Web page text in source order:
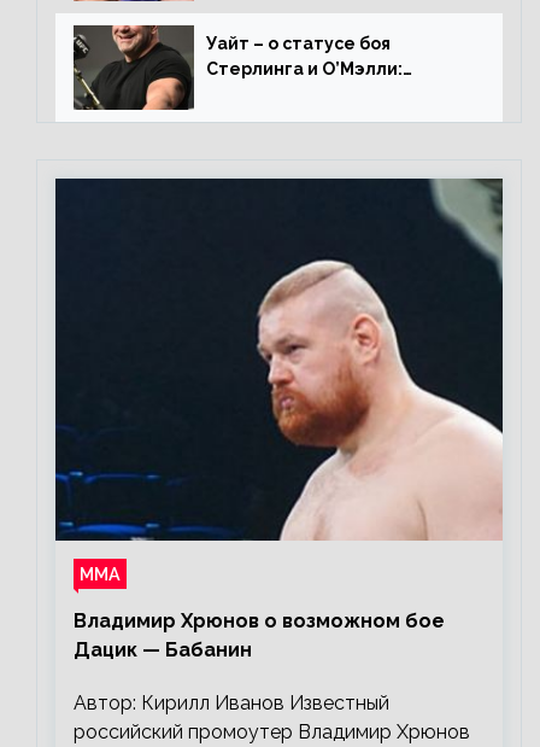
нокаутирует Майкла»
Уайт – о статусе боя
Стерлинга и О’Мэлли:
травму? Он готовится,
ММА
Владимир Хрюнов о возможном бое
Дацик — Бабанин
Автор: Кирилл Иванов Известный
российский промоутер Владимир Хрюнов